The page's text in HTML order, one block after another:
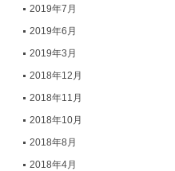
2019年7月
2019年6月
2019年3月
2018年12月
2018年11月
2018年10月
2018年8月
2018年4月